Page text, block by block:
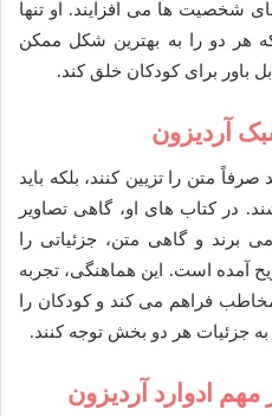
شخصیت ها می افزایند. او تنها
هر دو را به بهترین شکل ممکن
باور برای کودکان خلق کند.
آردیزون
صرفاً متن را تزیین کنند، بلکه باید
در کتاب های او، گاهی تصاویر
برند و گاهی متن، جزئیاتی را
آمده است. این هماهنگی، تجربه
فراهم می کند و کودکان را
جزئیات هر دو بخش توجه کنند.
ادوارد آردیزون